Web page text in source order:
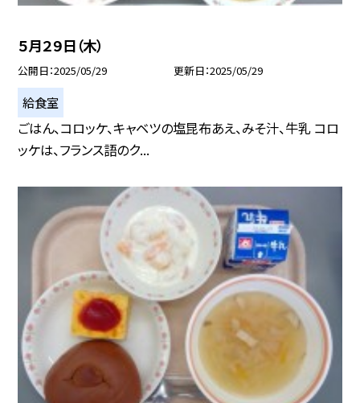
５月２９日（木）
公開日 2025/05/29 更新日 2025/05/29
給食室
ごはん、コロッケ、キャベツの塩昆布あえ、みそ汁、牛乳 コロ
ッケは、フランス語のク...